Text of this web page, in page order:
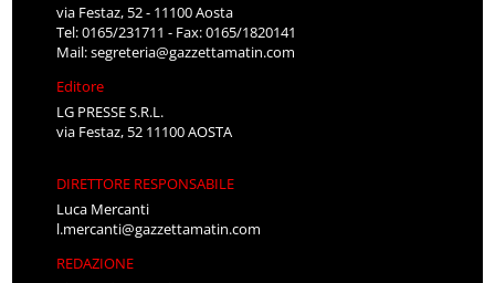
via Festaz, 52 - 11100 Aosta
Tel: 0165/231711 - Fax: 0165/1820141
Mail:segreteria@gazzettamatin.com
Editore
LG PRESSE S.R.L.
via Festaz, 52 11100 AOSTA
DIRETTORE RESPONSABILE
Luca Mercanti
l.mercanti@gazzettamatin.com
REDAZIONE